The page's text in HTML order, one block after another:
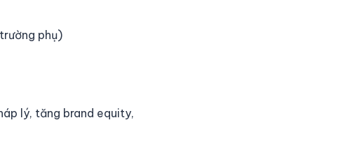
phụ)
lý, tăng brand equity,